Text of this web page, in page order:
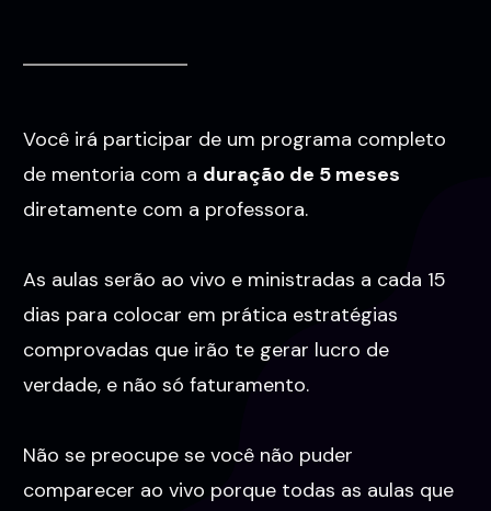
Você irá participar de um programa completo
de mentoria com a duração de 5 meses
diretamente com a professora.
As aulas serão ao vivo e ministradas a cada 15
dias para colocar em prática estratégias
comprovadas que irão te gerar lucro de
verdade, e não só faturamento.
Não se preocupe se você não puder
comparecer ao vivo porque todas as aulas que